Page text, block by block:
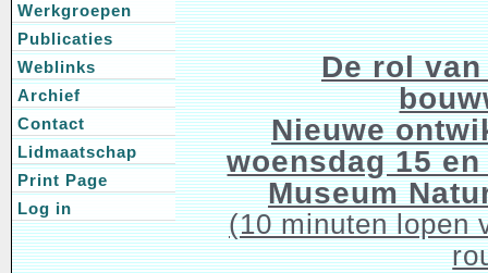
De rol
Nieuwe
woensdag 15
Museum
(10 minuten lopen
Werkgroepen
Publicaties
Weblinks
Archief
Contact
Lidmaatschap
Print Page
Log in